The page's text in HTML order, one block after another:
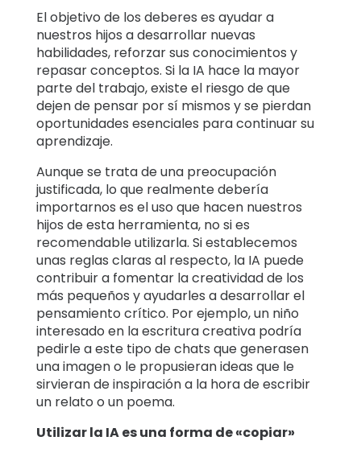
El objetivo de los deberes es ayudar a
nuestros hijos a desarrollar nuevas
habilidades, reforzar sus conocimientos y
repasar conceptos. Si la IA hace la mayor
parte del trabajo, existe el riesgo de que
dejen de pensar por sí mismos y se pierdan
oportunidades esenciales para continuar su
aprendizaje.
Aunque se trata de una preocupación
justificada, lo que realmente debería
importarnos es el uso que hacen nuestros
hijos de esta herramienta, no si es
recomendable utilizarla. Si establecemos
unas reglas claras al respecto, la IA puede
contribuir a fomentar la creatividad de los
más pequeños y ayudarles a desarrollar el
pensamiento crítico. Por ejemplo, un niño
interesado en la escritura creativa podría
pedirle a este tipo de chats que generasen
una imagen o le propusieran ideas que le
sirvieran de inspiración a la hora de escribir
un relato o un poema.
Utilizar la IA es una forma de «copiar»